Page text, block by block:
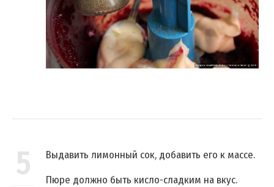
5
Выдавить лимонный сок, добавить его к массе.
Пюре должно быть кисло-сладким на вкус.